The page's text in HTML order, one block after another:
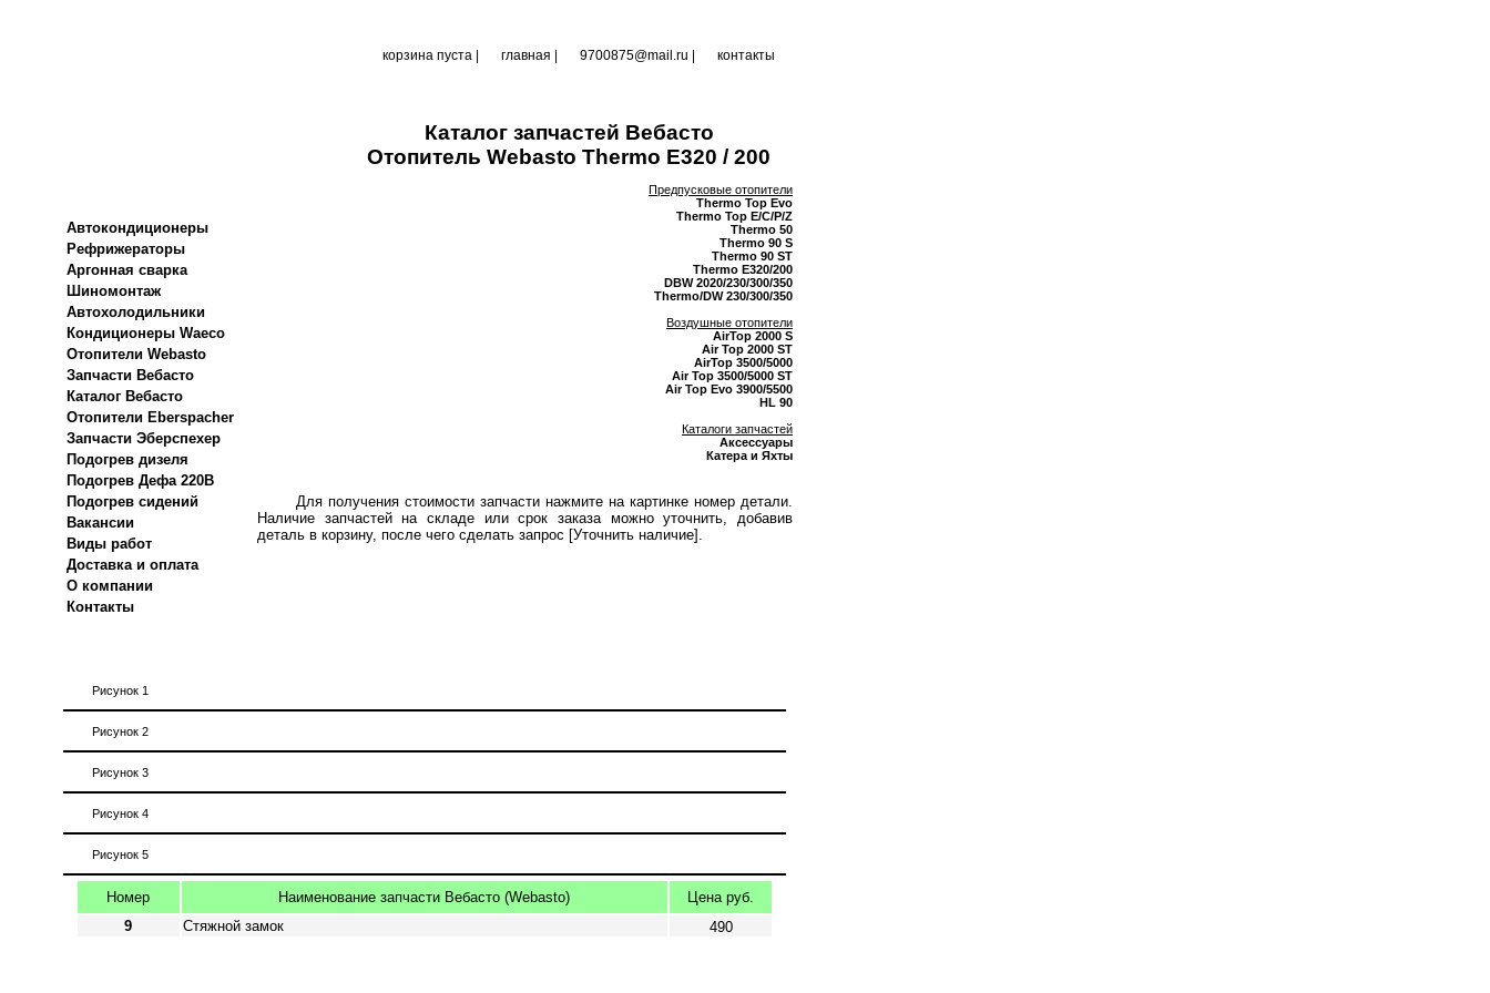
корзина пуста | главная 9700875@mail.ru | контакты
Каталог запчастей Вебасто
Отопитель Webasto Thermo E320 / 200
Автокондиционеры
Рефрижераторы
Аргонная сварка
Шиномонтаж
Автохолодильники
Кондиционеры Waeco
Отопители Webasto
Запчасти Вебасто
Каталог Вебасто
Отопители Eberspacher
Запчасти Эберспехер
Подогрев дизеля
Подогрев Дефа 220В
Подогрев сидений
Вакансии
Виды работ
Доставка и оплата
О компании
Контакты
Предпусковые отопители
Thermo Top Evo
Thermo Top E/C/P/Z
Thermo 50
Thermo 90 S
Thermo 90 ST
Thermo E320/200
DBW 2020/230/300/350
Thermo/DW 230/300/350
Воздушные отопители
AirTop 2000 S
Air Top 2000 ST
AirTop 3500/5000
Air Top 3500/5000 ST
Air Top Evo 3900/5500
HL 90
Каталоги запчастей
Аксессуары
Катера и Яхты
Для получения стоимости запчасти нажмите на картинке номер детали.
Наличие запчастей на складе или срок заказа можно уточнить, добавив
деталь в корзину, после чего сделать запрос [Уточнить наличие].
Рисунок 1
Рисунок 2
Рисунок 3
Рисунок 4
Рисунок 5
Номер Наименование запчасти Вебасто (Webasto)
Цена руб.
9
Стяжной замок 490